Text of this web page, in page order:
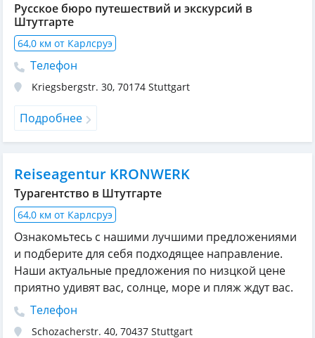
Русское бюро путешествий и экскурсий в
Штутгарте
64,0 км от Карлсруэ
Телефон
Kriegsbergstr. 30, 70174 Stuttgart
Подробнее
Reiseagentur KRONWERK
Турагентство в Штутгарте
64,0 км от Карлсруэ
Oзнакомьтесь с нашими лучшими предложениями
и подберите для себя подходящее направление.
Наши актуальные предложения по низцкой цене
приятно удивят вас, солнце, море и пляж ждут вас.
Телефон
Schozacherstr. 40, 70437 Stuttgart